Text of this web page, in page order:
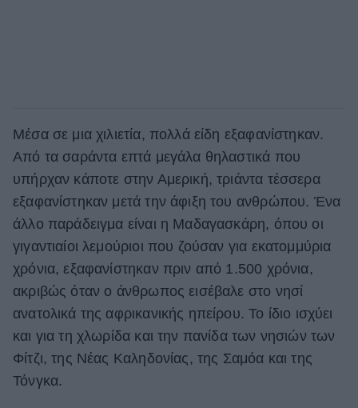
Μέσα σε μια χιλιετία, πολλά είδη εξαφανίστηκαν.
Από τα σαράντα επτά μεγάλα θηλαστικά που
υπήρχαν κάποτε στην Αμερική, τριάντα τέσσερα
εξαφανίστηκαν μετά την άφιξη του ανθρώπου. Ένα
άλλο παράδειγμα είναι η Μαδαγασκάρη, όπου οι
γιγαντιαίοι λεμούριοι που ζούσαν για εκατομμύρια
χρόνια, εξαφανίστηκαν πριν από 1.500 χρόνια,
ακριβώς όταν ο άνθρωπος εισέβαλε στο νησί
ανατολικά της αφρικανικής ηπείρου. Το ίδιο ισχύει
και για τη χλωρίδα και την πανίδα των νησιών των
Φίτζι, της Νέας Καληδονίας, της Σαμόα και της
Τόνγκα.